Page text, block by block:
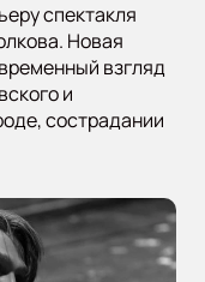
спектакля
Новая
взгляд
и
сострадании